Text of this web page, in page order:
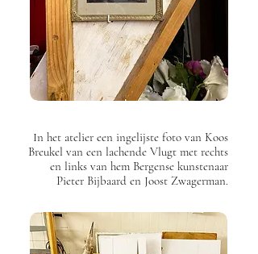
In het atelier een ingelijste foto van Koos
Breukel van een lachende Vlugt met rechts
en links van hem Bergense kunstenaar
Pieter Bijbaard en Joost Zwagerman.